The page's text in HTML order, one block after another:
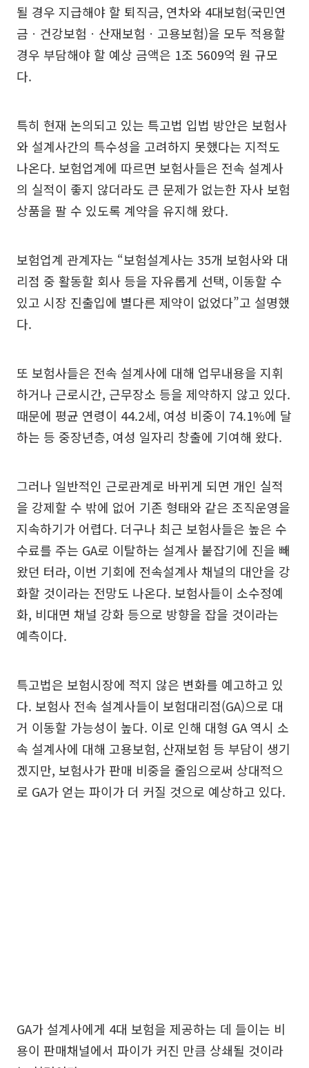
될 경우 지급해야 할 퇴직금, 연차와 4대보험(국민연
금ㆍ건강보험ㆍ산재보험ㆍ고용보험)을 모두 적용할
경우 부담해야 할 예상 금액은 1조 5609억 원 규모
다.
특히 현재 논의되고 있는 특고법 입법 방안은 보험사
와 설계사간의 특수성을 고려하지 못했다는 지적도
나온다. 보험업계에 따르면 보험사들은 전속 설계사
의 실적이 좋지 않더라도 큰 문제가 없는한 자사 보험
상품을 팔 수 있도록 계약을 유지해 왔다.
보험업계 관계자는 “보험설계사는 35개 보험사와 대
리점 중 활동할 회사 등을 자유롭게 선택, 이동할 수
있고 시장 진출입에 별다른 제약이 없었다”고 설명했
다.
또 보험사들은 전속 설계사에 대해 업무내용을 지휘
하거나 근로시간, 근무장소 등을 제약하지 않고 있다.
때문에 평균 연령이 44.2세, 여성 비중이 74.1%에 달
하는 등 중장년층, 여성 일자리 창출에 기여해 왔다.
그러나 일반적인 근로관계로 바뀌게 되면 개인 실적
을 강제할 수 밖에 없어 기존 형태와 같은 조직운영을
지속하기가 어렵다. 더구나 최근 보험사들은 높은 수
수료를 주는 GA로 이탈하는 설계사 붙잡기에 진을 빼
왔던 터라, 이번 기회에 전속설계사 채널의 대안을 강
화할 것이라는 전망도 나온다. 보험사들이 소수정예
화, 비대면 채널 강화 등으로 방향을 잡을 것이라는
예측이다.
특고법은 보험시장에 적지 않은 변화를 예고하고 있
다. 보험사 전속 설계사들이 보험대리점(GA)으로 대
거 이동할 가능성이 높다. 이로 인해 대형 GA 역시 소
속 설계사에 대해 고용보험, 산재보험 등 부담이 생기
겠지만, 보험사가 판매 비중을 줄임으로써 상대적으
로 GA가 얻는 파이가 더 커질 것으로 예상하고 있다.
GA가 설계사에게 4대 보험을 제공하는 데 들이는 비
용이 판매채널에서 파이가 커진 만큼 상쇄될 것이라